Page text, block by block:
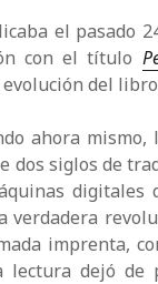
el pasado
con el título
del
ahora
dos siglos de
digitales
verdadera
imprenta,
lectura dejó